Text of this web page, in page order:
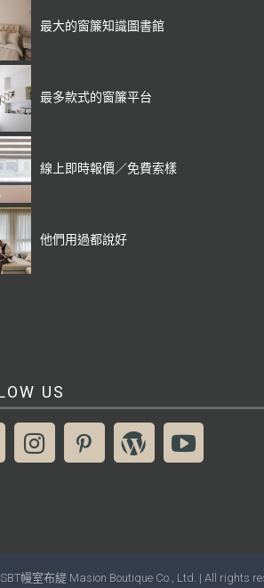
最大的窗簾知識圖書館
最多款式的窗簾平台
線上即時報價／免費索樣
他們用過都說好
US
幔室布緹 Masion Boutique Co., Ltd. | All rights